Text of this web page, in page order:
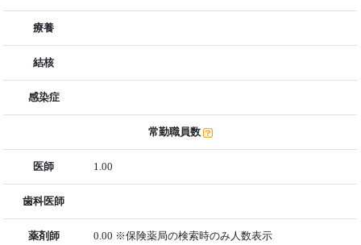
療養
結核
感染症
常勤職員数
医師 1.00
歯科医師
薬剤師 0.00 ※保険薬局の検索時のみ人数表示